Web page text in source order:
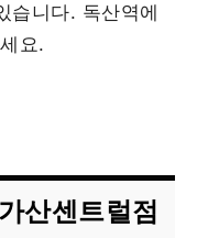
습니다. 독산역에
요.
산센트럴점